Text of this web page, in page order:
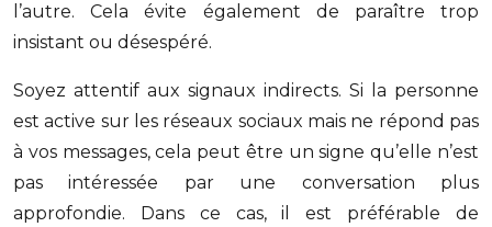
l’autre. Cela évite également de paraître trop
insistant ou désespéré.
Soyez attentif aux signaux indirects. Si la personne
est active sur les réseaux sociaux mais ne répond pas
à vos messages, cela peut être un signe qu’elle n’est
pas intéressée par une conversation plus
approfondie. Dans ce cas, il est préférable de